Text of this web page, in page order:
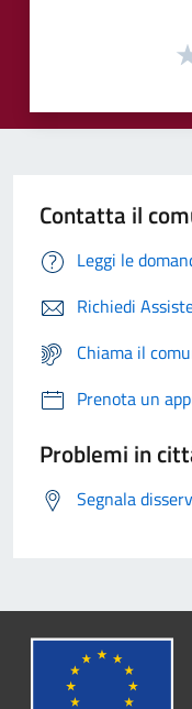
Contatta il
Leggi le
Richiedi
Chiama il
Prenota un
Problemi in
Segnala